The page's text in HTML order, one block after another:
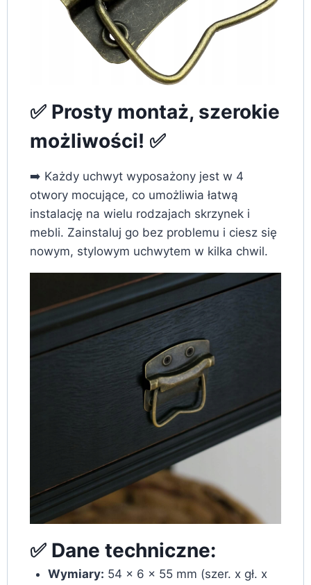
✅ Prosty montaż, szerokie
możliwości! ✅
➡️ Każdy uchwyt wyposażony jest w 4
otwory mocujące, co umożliwia łatwą
instalację na wielu rodzajach skrzynek i
mebli. Zainstaluj go bez problemu i ciesz się
nowym, stylowym uchwytem w kilka chwil.
✅ Dane techniczne:
Wymiary: 54 x 6 x 55 mm (szer. x gł. x